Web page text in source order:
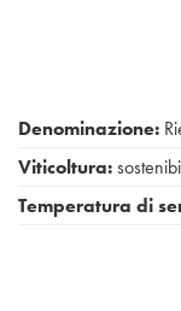
Denominazione:
Viticoltura:
Temperatura di